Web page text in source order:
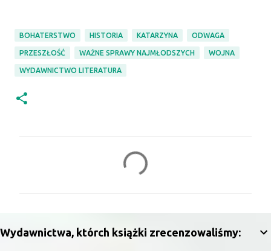
BOHATERSTWO HISTORIA KATARZYNA ODWAGA
PRZESZŁOŚĆ WAŻNE SPRAWY NAJMŁODSZYCH WOJNA
WYDAWNICTWO LITERATURA
t
Wydawnictwa, którch książki zrecenzowaliśmy: